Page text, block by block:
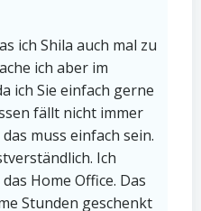
ich Shila auch mal zu
ich aber im
ich Sie einfach gerne
fällt nicht immer
muss einfach sein.
Ich
Home Office. Das
Stunden geschenkt